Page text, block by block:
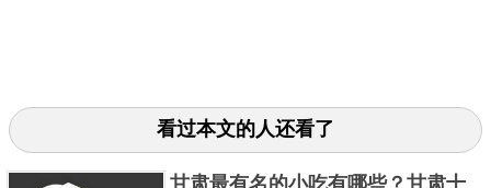
看过本文的人还看了
甘肃最有名的小吃有哪些？甘肃十